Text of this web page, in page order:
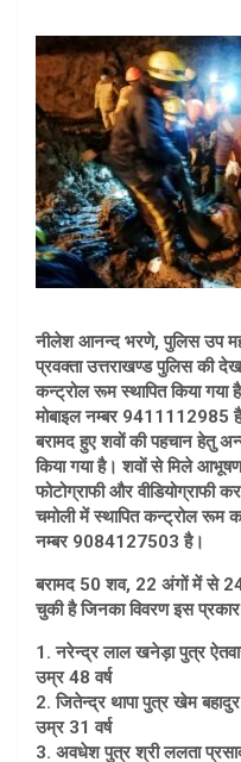
नीलेश आनन्द भरणे, पुलिस उप
प्रवक्ता उत्तराखण्ड पुलिस की
कन्ट्रोल रूम स्थापित किया
मोबाइल नम्बर 9411112985
बरामद हुए शवों की पहचान हेतु
किया गया है। शवों से मिले
फोटोग्राफी और वीडियोग्राफी
चमोली में स्थापित कन्ट्रोल रूम
नम्बर 9084127503 है।
बरामद 50 शव, 22 अंगों में से
चुकी है जिनका विवरण इस
1. नरेन्द्र लाल खनेड़ा पुत्र
उम्र 48 वर्ष
2. जितेन्द्र थापा पुत्र खेम बहादुर
उम्र 31 वर्ष
3. अवधेश पुत्र श्री ललता प्रसाद